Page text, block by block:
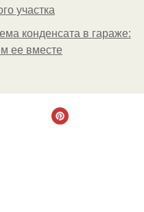
участка
конденсата в гараже:
ее вместе